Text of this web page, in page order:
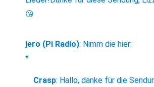
😘
jero (Pi Radio): Nimm die hier:
*
Crasp: Hallo, danke für die